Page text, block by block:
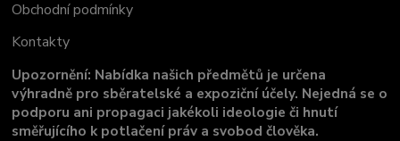
Obchodní podmínky
Kontakty
Upozornění: Nabídka našich předmětů je určena
výhradně pro sběratelské a expoziční účely. Nejedná se o
podporu ani propagaci jakékoli ideologie či hnutí
směřujícího k potlačení práv a svobod člověka.